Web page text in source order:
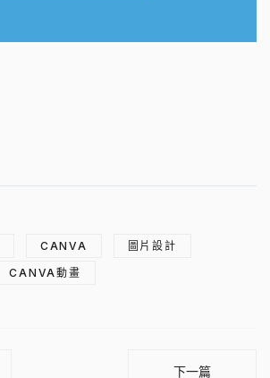
CANVA
圖片設計
CANVA動畫
下一篇